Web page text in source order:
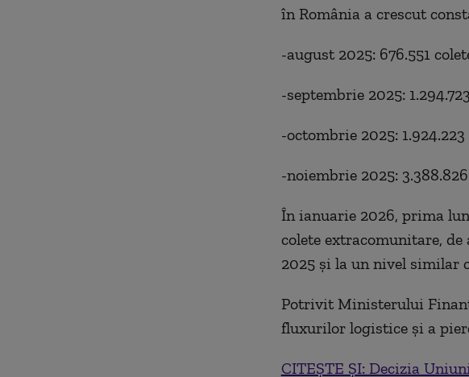
în România a crescut
-august 2025: 676.551
-septembrie 2025:
-octombrie 2025: 1.924.223
-noiembrie 2025:
În ianuarie 2026, prima
colete extracomunitare,
2025 și la un nivel similar
Potrivit Ministerului
fluxurilor logistice și a
CITEȘTE ȘI: Decizia